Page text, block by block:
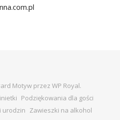
Motyw przez WP Royal.
Podziękowania dla gości
urodzin Zawieszki na alkohol